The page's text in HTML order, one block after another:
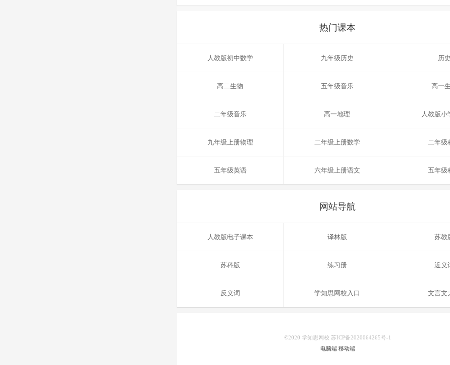
热门课本
人教版初中数学 九年级历史 历史
高二生物 五年级音乐 高一
二年级音乐 高一地理 人教版小
九年级上册物理 二年级上册数学 二年级
五年级英语 六年级上册语文 五年级
网站导航
人教版电子课本 译林版 苏教
苏科版 练习册 近义
反义词 学知思网校入口 文言文
©2020 学知思网校 苏ICP备2020064265号-1
电脑端 移动端